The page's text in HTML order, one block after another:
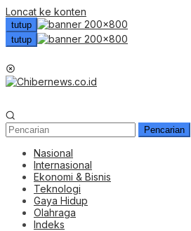
Loncat ke konten
tutup
tutup
Pencarian
Nasional
Internasional
Ekonomi & Bisnis
Teknologi
Gaya Hidup
Olahraga
Indeks